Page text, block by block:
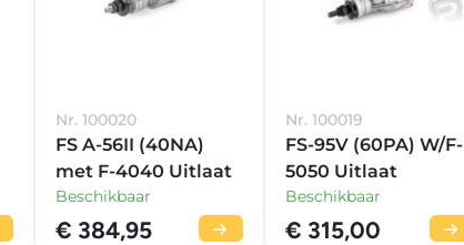
Nr. 100020
FS A-56II (40NA)
met F-4040 Uitlaat
Beschikbaar
€ 384,95
Nr. 100019
FS-95V (60PA) W/F-
5050 Uitlaat
Beschikbaar
€ 315,00